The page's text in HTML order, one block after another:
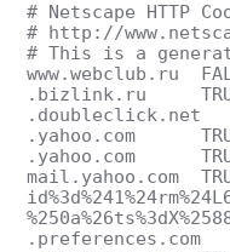
# Netscape HTTP
# http://
# This is a